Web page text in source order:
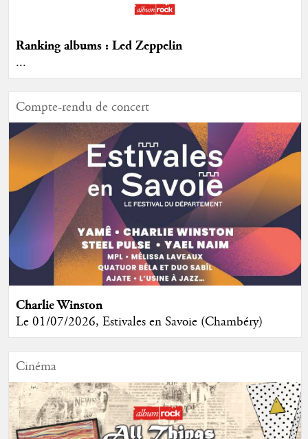
Ranking albums : Led Zeppelin
...
Compte-rendu de concert
Charlie Winston
Le 01/07/2026, Estivales en Savoie (Chambéry)
Cinéma